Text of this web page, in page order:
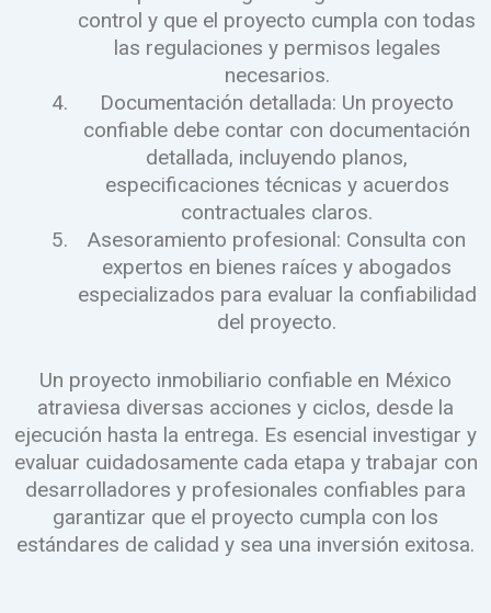
control y que el proyecto cumpla con todas
las regulaciones y permisos legales
necesarios.
Documentación detallada: Un proyecto
confiable debe contar con documentación
detallada, incluyendo planos,
especificaciones técnicas y acuerdos
contractuales claros.
Asesoramiento profesional: Consulta con
expertos en bienes raíces y abogados
especializados para evaluar la confiabilidad
del proyecto.
Un proyecto inmobiliario confiable en México
atraviesa diversas acciones y ciclos, desde la
ejecución hasta la entrega. Es esencial investigar y
evaluar cuidadosamente cada etapa y trabajar con
desarrolladores y profesionales confiables para
garantizar que el proyecto cumpla con los
estándares de calidad y sea una inversión exitosa.